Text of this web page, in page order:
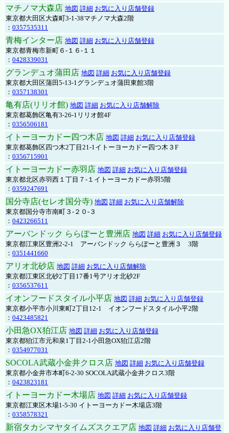
マチノマ大森店 地図 詳細 お気に入り店舗登録
東京都大田区大森町3-1-38マチノマ大森2階
： 0357535311
青梅インター店 地図 詳細 お気に入り店舗登録
東京都青梅市新町６-１６-１１
： 0428339031
グランデュオ蒲田店 地図 詳細 お気に入り店舗登録
東京都大田区蒲田5-13-1グランデュオ蒲田東館3階
： 0357138301
亀有店(リリオ館) 地図 詳細 お気に入り店舗解除
東京都葛飾区亀有3-26-1リリオ館4F
： 0356506181
イトーヨーカドー四つ木店 地図 詳細 お気に入り店舗登録
東京都葛飾区四つ木2丁目21-1イトーヨーカドー四つ木３F
： 0356715901
イトーヨーカドー赤羽店 地図 詳細 お気に入り店舗登録
東京都北区赤羽西１丁目７-１イトーヨーカドー赤羽5階
： 0359247691
国分寺店(セレオ国分寺) 地図 詳細 お気に入り店舗解除
東京都国分寺市南町３-２０-３
： 0423266511
アーバンドック ららぽーと豊洲店 地図 詳細 お気に入り店舗登録
東京都江東区豊洲2-2-1 アーバンドック ららぽーと豊洲３ 3階
： 0351441660
アリオ北砂店 地図 詳細 お気に入り店舗解除
東京都江東区北砂2丁目17番1号アリオ北砂2F
： 0356537611
イオンフードスタイル小平店 地図 詳細 お気に入り店舗登録
東京都小平市小川東町2丁目12-1 イオンフードスタイル小平2階
： 0423485821
小田急OX狛江店 地図 詳細 お気に入り店舗登録
東京都狛江市元和泉1丁目2-1小田急OX狛江店2階
： 0354977031
SOCOLA武蔵小金井クロス店 地図 詳細 お気に入り店舗登録
東京都小金井市本町6-2-30 SOCOLA武蔵小金井クロス3階
： 0423823181
イトーヨーカドー木場店 地図 詳細 お気に入り店舗登録
東京都江東区木場1-5-30 イトーヨーカドー木場店3階
： 0358578321
新宿タカシマヤタイムズスクエア店 地図 詳細 お気に入り店舗登